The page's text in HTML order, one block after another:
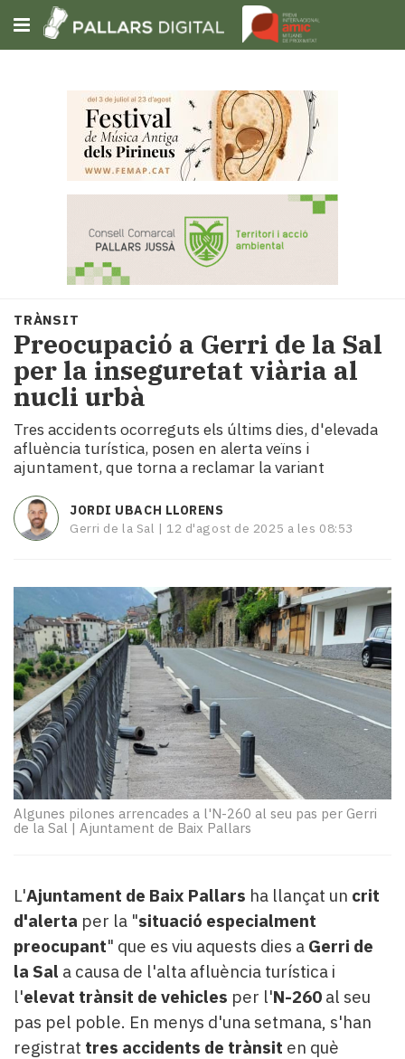
Subscriu-t'hi
Portada
Societat
Política
municipis
Economia
turisme
Cultura
Mai
tant!
TV
mitjans
temps
Reportatges
Entrevistes
Enquestes
A
escena!
Dis
la
teva!
Subscriptors
La
Pallars
Contingut
patrocinat
més
llegit...
Editorial
TRÀNSIT
Preocupació a Gerri de la Sal
per la inseguretat viària al
nucli urbà
Tres accidents ocorreguts els últims dies, d'elevada
afluència turística, posen en alerta veïns i
ajuntament, que torna a reclamar la variant
JORDI UBACH LLORENS
Gerri de la Sal | 12 d'agost de 2025 a les 08:53
Algunes pilones arrencades a l'N-260 al seu pas per Gerri
de la Sal | Ajuntament de Baix Pallars
L'Ajuntament de Baix Pallars ha llançat un crit
d'alerta per la "situació especialment
preocupant" que es viu aquests dies a Gerri de
la Sal a causa de l'alta afluència turística i
l'elevat trànsit de vehicles per l'N-260 al seu
pas pel poble. En menys d'una setmana, s'han
registrat tres accidents de trànsit en què